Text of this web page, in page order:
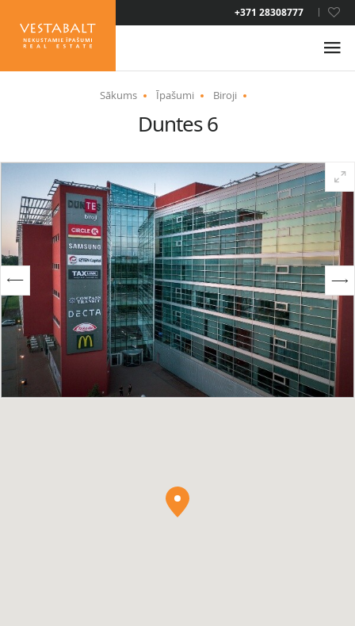
+371 28308777
LAT
ENG
JAUNUMI
ĪPAŠUMI
PAKALPOJUMI
UZTURĒŠANĀS ATĻAUJA
KONTAKTI
Sākums Īpašumi Biroji
Duntes 6